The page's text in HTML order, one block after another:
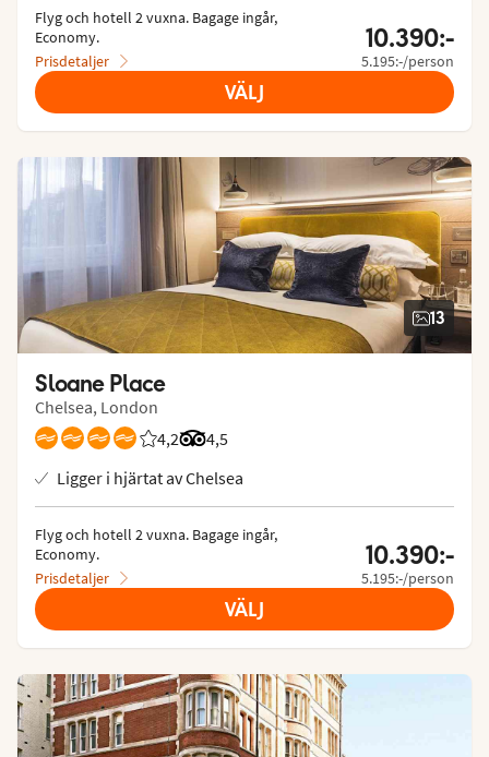
Flyg och hotell 2 vuxna. Bagage ingår,
Economy.
Prisdetaljer
10.390:-
5.195:-/person
VÄLJ
13
Sloane Place
Chelsea, London
4,2
Betyg från Vings gäster: 4.2/5
4,5
Betyg från Tripadvisor: 4.5 of 5
Ligger i hjärtat av Chelsea
Flyg och hotell 2 vuxna. Bagage ingår,
Economy.
Prisdetaljer
10.390:-
5.195:-/person
VÄLJ